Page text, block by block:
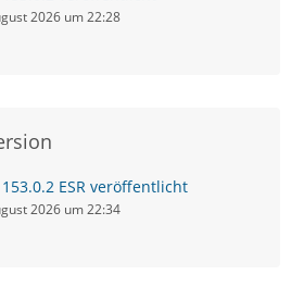
2026 um 22:28
ESR veröffentlicht
2026 um 22:34